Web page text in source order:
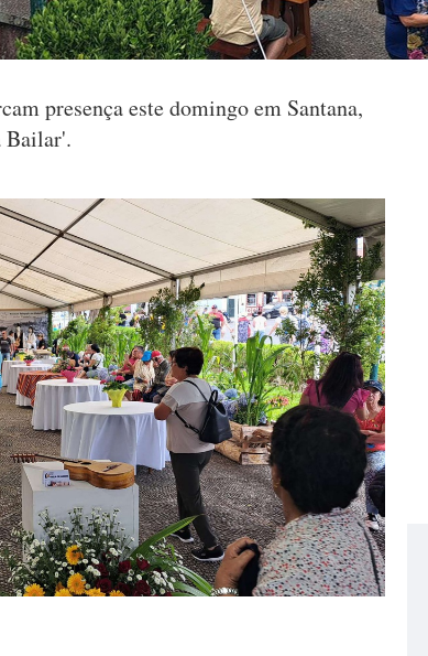
presença este domingo em Santana,
Bailar'.